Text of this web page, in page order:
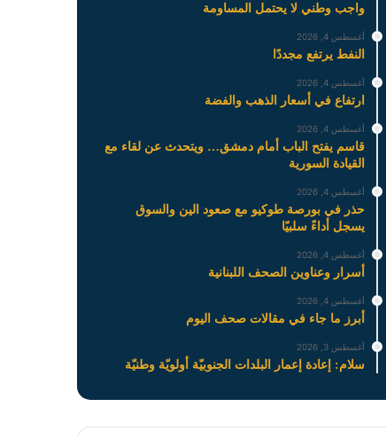
واجب وطني لا يحتمل المساومة
أغسطس 4, 2026
النفط يرتفع مجددًا
أغسطس 4, 2026
ارتفاع في أسعار الذهب والفضة
أغسطس 4, 2026
قاسم يفتح الباب أمام دمشق… ويتحدث عن لقاء مع
القيادة السورية
أغسطس 4, 2026
حذر في بورصة طوكيو مع صعود الين والسوق
يسجل أداءً سلبيًا
أغسطس 4, 2026
أسرار وعناوين الصحف اللبنانية
أغسطس 4, 2026
أبرز ما جاء في مقالات صحف اليوم
أغسطس 3, 2026
سلام: إعادة إعمار البلدات الجنوبيّة أولويّة وطنيّة